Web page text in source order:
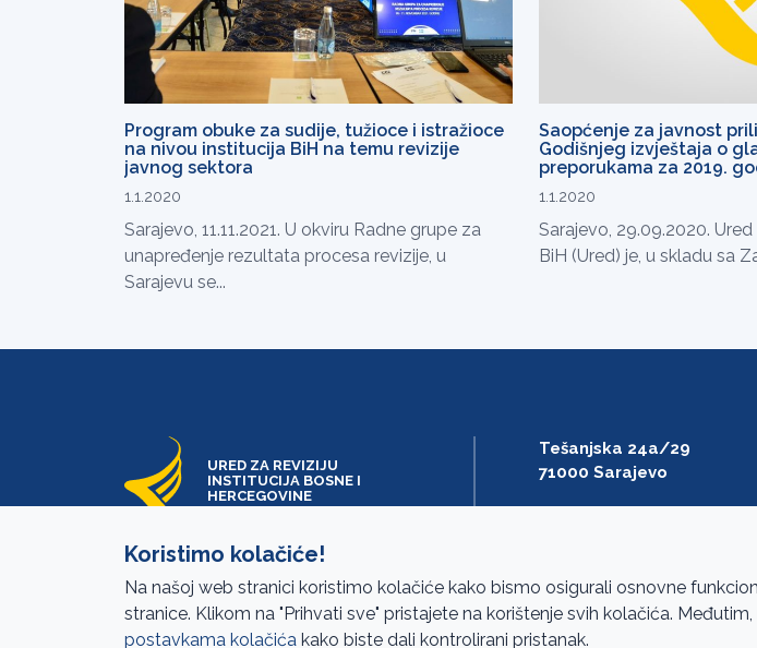
Program obuke za sudije, tužioce i istražioce
na nivou institucija BiH na temu revizije
javnog sektora
1.1.2020
Sarajevo, 11.11.2021. U okviru Radne grupe za
unapređenje rezultata procesa revizije, u
Sarajevu se...
Saopćenje za javnost
Godišnjeg izvještaja o
preporukama za 2019.
1.1.2020
Sarajevo, 29.09.2020.
BiH (Ured) je, u skladu sa
URED ZA REVIZIJU
INSTITUCIJA BOSNE I
HERCEGOVINE
Tešanjska 24a/29
71000 Sarajevo
saibih@revizija.gov.ba
Koristimo kolačiće!
Na našoj web stranici koristimo kolačiće kako bismo osigurali osnovne
stranice. Klikom na "Prihvati sve" pristajete na korištenje svih kolačića.
postavkama kolačića kako biste dali kontrolirani pristanak.